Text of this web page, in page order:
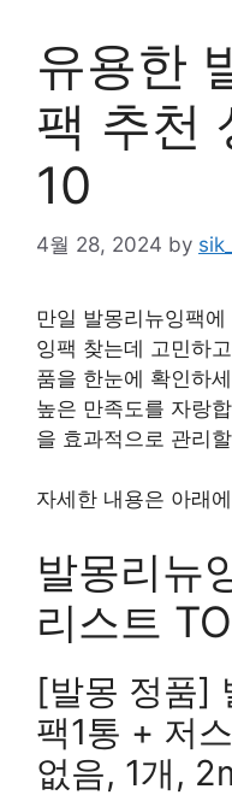
유용한
팩 추천
10
4월 28, 2024 by
만일 발몽리뉴잉팩
잉팩 찾는데 고민하
품을 한눈에 확인하
높은 만족도를 자랑
을 효과적으로 관리
자세한 내용은 아래
발몽리뉴
리스트
[발몽 정품]
팩1통 + 저
없음, 1개,